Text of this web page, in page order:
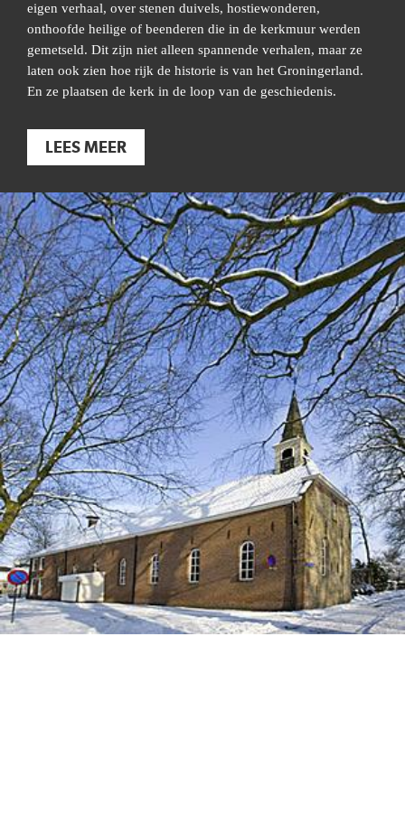
eigen verhaal, over stenen duivels, hostiewonderen,
onthoofde heilige of beenderen die in de kerkmuur werden
gemetseld. Dit zijn niet alleen spannende verhalen, maar ze
laten ook zien hoe rijk de historie is van het Groningerland.
En ze plaatsen de kerk in de loop van de geschiedenis.
LEES MEER